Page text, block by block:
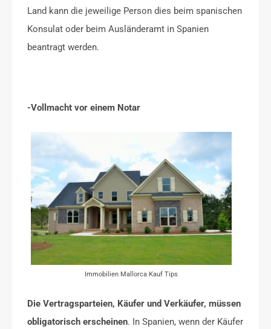
Land kann die jeweilige Person dies beim spanischen
Konsulat oder beim Ausländeramt in Spanien
beantragt werden.
-Vollmacht vor einem Notar
Immobilien Mallorca Kauf Tips
Die Vertragsparteien, Käufer und Verkäufer, müssen
obligatorisch erscheinen. In Spanien, wenn der Käufer